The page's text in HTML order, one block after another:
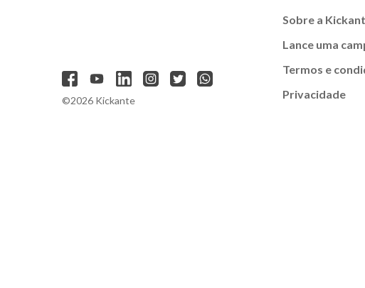
©2026 Kickante
Sobre a
Lance uma
Termos e
Privacidade